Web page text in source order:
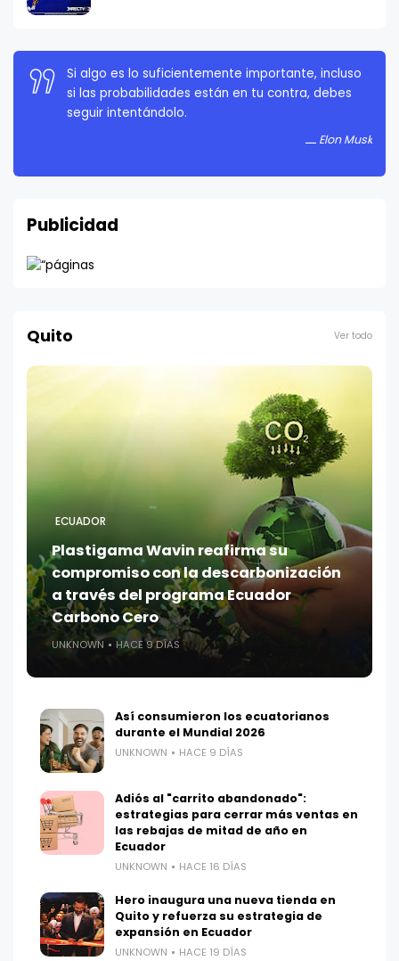
Si algo es lo suficientemente importante, incluso
si las probabilidades están en tu contra, debes
seguir intentándolo.
Elon Musk
Publicidad
Quito Ver todo
ECUADOR
Plastigama Wavin reafirma su
compromiso con la descarbonización
a través del programa Ecuador
Carbono Cero
UNKNOWN HACE 9 DÍAS
Así consumieron los ecuatorianos
durante el Mundial 2026
UNKNOWN HACE 9 DÍAS
Adiós al "carrito abandonado":
estrategias para cerrar más ventas en
las rebajas de mitad de año en
Ecuador
UNKNOWN HACE 16 DÍAS
Hero inaugura una nueva tienda en
Quito y refuerza su estrategia de
expansión en Ecuador
UNKNOWN HACE 19 DÍAS